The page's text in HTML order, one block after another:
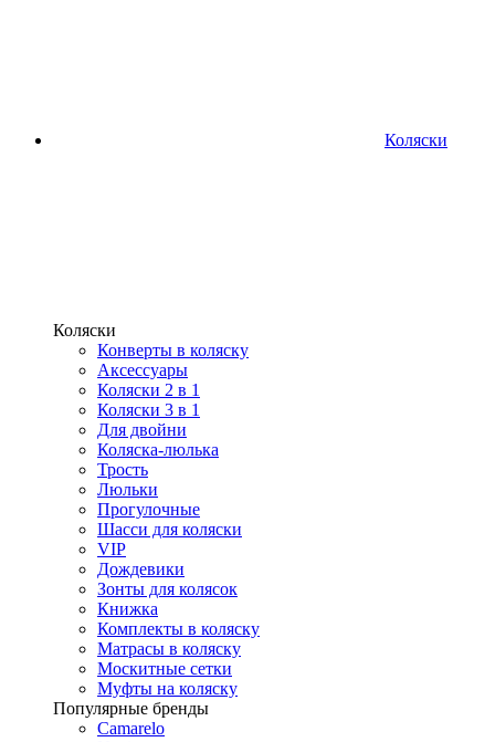
Коляски
Коляски
Конверты в коляску
Аксессуары
Коляски 2 в 1
Коляски 3 в 1
Для двойни
Коляска-люлька
Трость
Люльки
Прогулочные
Шасси для коляски
VIP
Дождевики
Зонты для колясок
Книжка
Комплекты в коляску
Матрасы в коляску
Москитные сетки
Муфты на коляску
Популярные бренды
Camarelo